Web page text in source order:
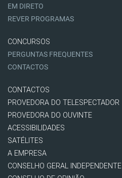
EM DIRETO
REVER PROGRAMAS
CONCURSOS
PERGUNTAS FREQUENTES
CONTACTOS
CONTACTOS
PROVEDORA DO TELESPECTADOR
PROVEDORA DO OUVINTE
ACESSIBILIDADES
SATÉLITES
A EMPRESA
CONSELHO GERAL INDEPENDENTE